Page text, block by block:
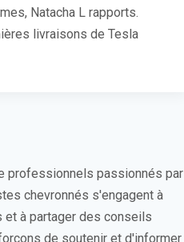
Natacha L rapports.
livraisons de Tesla
professionnels passionnés par
chevronnés s'engagent à
à partager des conseils
de soutenir et d'informer